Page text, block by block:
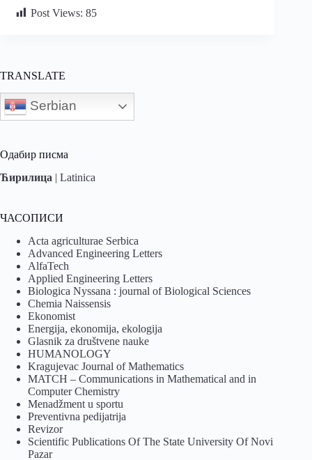
Post Views: 85
TRANSLATE
Serbian
Одабир писма
Ћирилица | Latinica
ЧАСОПИСИ
Acta agriculturae Serbica
Advanced Engineering Letters
AlfaTech
Applied Engineering Letters
Biologica Nyssana : journal of Biological Sciences
Chemia Naissensis
Ekonomist
Energija, ekonomija, ekologija
Glasnik za društvene nauke
HUMANOLOGY
Kragujevac Journal of Mathematics
MATCH – Communications in Mathematical and in
Computer Chemistry
Menadžment u sportu
Preventivna pedijatrija
Revizor
Scientific Publications Of The State University Of Novi
Pazar